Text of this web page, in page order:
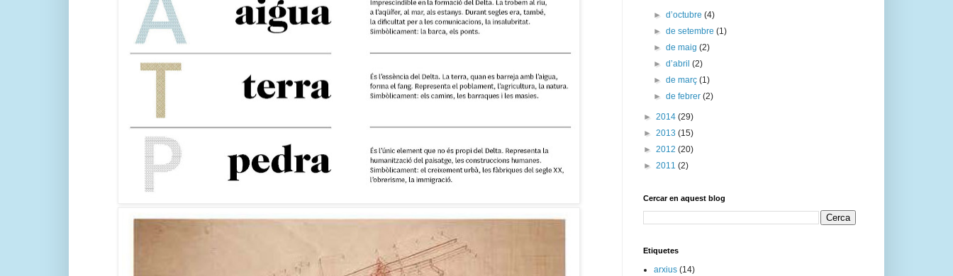
►d’octubre(4)
►de setembre(1)
►de maig(2)
►d’abril(2)
►de març(1)
►de febrer(2)
► 2014 (29)
► 2013 (15)
► 2012 (20)
► 2011 (2)
Cercar en aquest blog
Etiquetes
arxius (14)